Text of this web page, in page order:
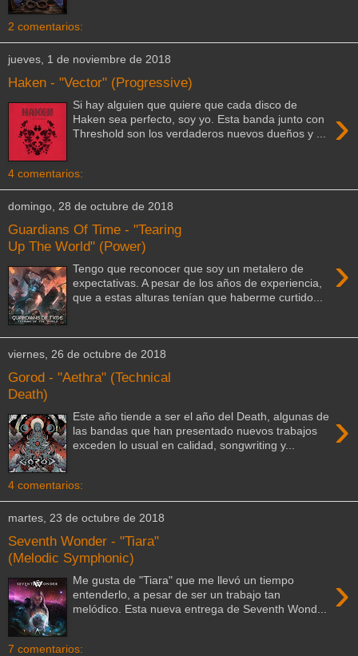
2 comentarios:
jueves, 1 de noviembre de 2018
Haken - "Vector" (Progressive)
›
Si hay alguien que quiere que cada disco de
Haken sea perfecto, soy yo. Esta banda junto con
Threshold son los verdaderos nuevos dueños y ...
4 comentarios:
domingo, 28 de octubre de 2018
Guardians Of Time - "Tearing
Up The World" (Power)
›
Tengo que reconocer que soy un metalero de
expectativas. A pesar de los años de experiencia,
que a estas alturas tenían que haberme curtido...
viernes, 26 de octubre de 2018
Gorod - "Aethra" (Technical
Death)
›
Este año tiende a ser el año del Death, algunas de
las bandas que han presentado nuevos trabajos
exceden lo usual en calidad, songwriting y...
4 comentarios:
martes, 23 de octubre de 2018
Seventh Wonder - "Tiara"
(Melodic Symphonic)
›
Me gusta de "Tiara" que me llevó un tiempo
entenderlo, a pesar de ser un trabajo tan
melódico. Esta nueva entrega de Seventh Wond...
7 comentarios: